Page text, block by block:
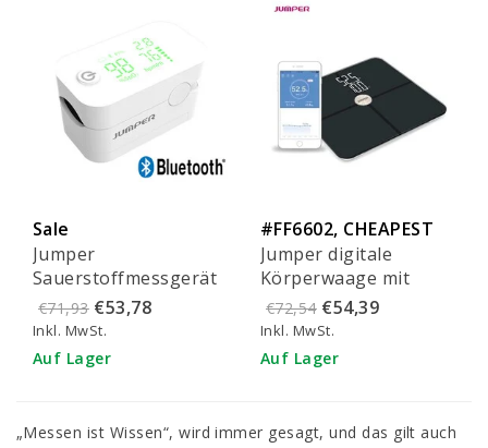
Sale
Jumper
Sauerstoffmessgerät
mit Bluetooth - JPD-
500G
€71,93 €53,78
Inkl. MwSt.
Auf Lager
#FF6602, CHEAPEST
IN EU!
Jumper digitale
Körperwaage mit
Bluetooth und BMI
(pro Stück)
€72,54 €54,39
Inkl. MwSt.
Auf Lager
„Messen ist Wissen“, wird immer gesagt, und das gilt auch